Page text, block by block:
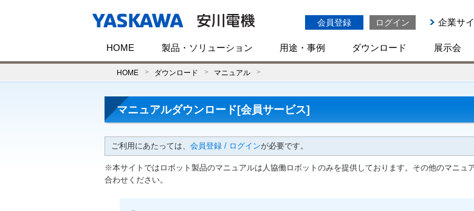
会員登録 ログイン 企業サ
HOME 製品・ソリューション 用途・事例 ダウンロード 展示会
HOME ダウンロード マニュアル
マニュアルダウンロード[会員サービス]
ご利用にあたっては、 会員登録 / ログインが必要です。
※本サイトではロボット製品のマニュアルは人協働ロボットのみを提供しております。その他のマニ
合わせください。